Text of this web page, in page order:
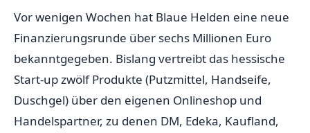
Vor wenigen Wochen hat Blaue Helden eine neue
Finanzierungsrunde über sechs Millionen Euro
bekanntgegeben. Bislang vertreibt das hessische
Start-up zwölf Produkte (Putzmittel, Handseife,
Duschgel) über den eigenen Onlineshop und
Handelspartner, zu denen DM, Edeka, Kaufland,